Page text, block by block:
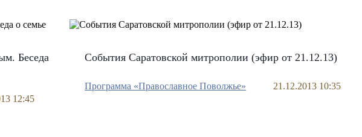
Беседа
12:45
События Саратовской митрополии (эфир от 21.12.13)
Программа «Православное Поволжье» 21.12.2013 10:35